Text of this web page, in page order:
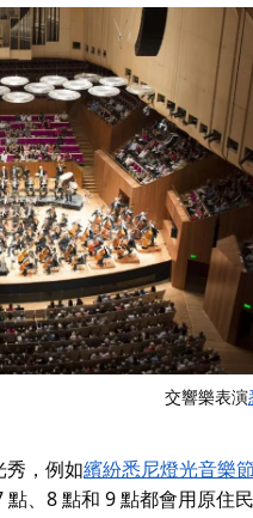
交響樂表演
秀，例如繽紛悉尼燈光音樂節
、8 點和 9 點都會用原住